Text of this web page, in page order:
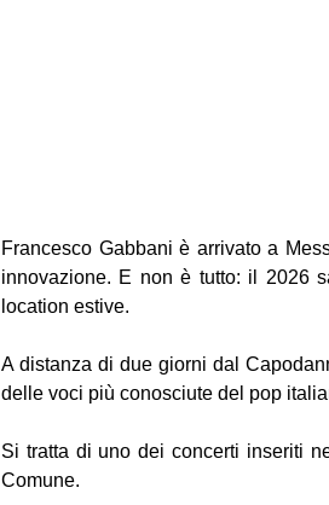
Francesco Gabbani è arrivato a
innovazione. E non è tutto: il 2026
location estive.
A distanza di due giorni dal
delle voci più conosciute del pop
Si tratta di uno dei concerti inseriti
Comune.